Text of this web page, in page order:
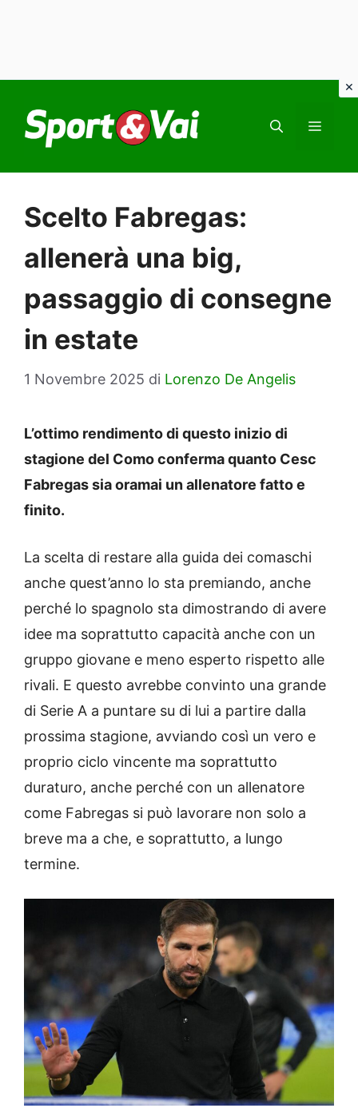
contenuto
Scelto Fabregas:
allenerà una big,
passaggio di consegne
in estate
1 Novembre 2025 di Lorenzo De Angelis
L’ottimo rendimento di questo inizio di
stagione del Como conferma quanto Cesc
Fabregas sia oramai un allenatore fatto e
finito.
La scelta di restare alla guida dei comaschi
anche quest’anno lo sta premiando, anche
perché lo spagnolo sta dimostrando di avere
idee ma soprattutto capacità anche con un
gruppo giovane e meno esperto rispetto alle
rivali. E questo avrebbe convinto una grande
di Serie A a puntare su di lui a partire dalla
prossima stagione, avviando così un vero e
proprio ciclo vincente ma soprattutto
duraturo, anche perché con un allenatore
come Fabregas si può lavorare non solo a
breve ma a che, e soprattutto, a lungo
termine.